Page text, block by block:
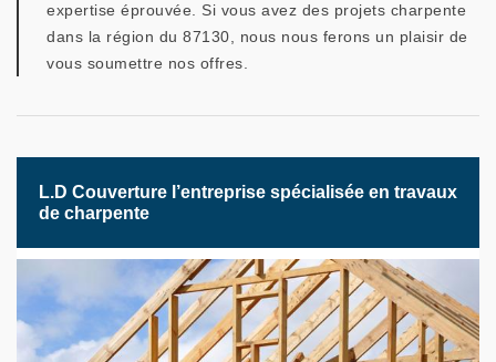
expertise éprouvée. Si vous avez des projets charpente
dans la région du 87130, nous nous ferons un plaisir de
vous soumettre nos offres.
L.D Couverture l’entreprise spécialisée en travaux
de charpente